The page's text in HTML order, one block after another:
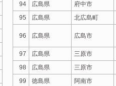
94
広島県 府中市
95
広島県 北広島町
96 広島県 広島市
97 広島県 三原市
98
広島県 三原市
99
徳島県 阿南市